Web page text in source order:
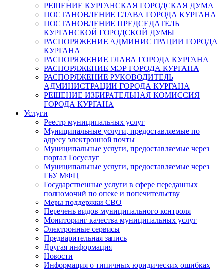
РЕШЕНИЕ КУРГАНСКАЯ ГОРОДСКАЯ ДУМА
ПОСТАНОВЛЕНИЕ ГЛАВА ГОРОДА КУРГАНА
ПОСТАНОВЛЕНИЕ ПРЕДСЕДАТЕЛЬ
КУРГАНСКОЙ ГОРОДСКОЙ ДУМЫ
РАСПОРЯЖЕНИЕ АДМИНИСТРАЦИИ ГОРОДА
КУРГАНА
РАСПОРЯЖЕНИЕ ГЛАВА ГОРОДА КУРГАНА
РАСПОРЯЖЕНИЕ МЭР ГОРОДА КУРГАНА
РАСПОРЯЖЕНИЕ РУКОВОДИТЕЛЬ
АДМИНИСТРАЦИИ ГОРОДА КУРГАНА
РЕШЕНИЕ ИЗБИРАТЕЛЬНАЯ КОМИССИЯ
ГОРОДА КУРГАНА
Услуги
Реестр муниципальных услуг
Муниципальные услуги, предоставляемые по
адресу электронной почты
Муниципальные услуги, предоставляемые через
портал Госуслуг
Муниципальные услуги, предоставляемые через
ГБУ МФЦ
Государственные услуги в сфере переданных
полномочий по опеке и попечительству
Меры поддержки СВО
Перечень видов муниципального контроля
Мониторинг качества муниципальных услуг
Электронные сервисы
Предварительная запись
Другая информация
Новости
Информация о типичных юридических ошибках